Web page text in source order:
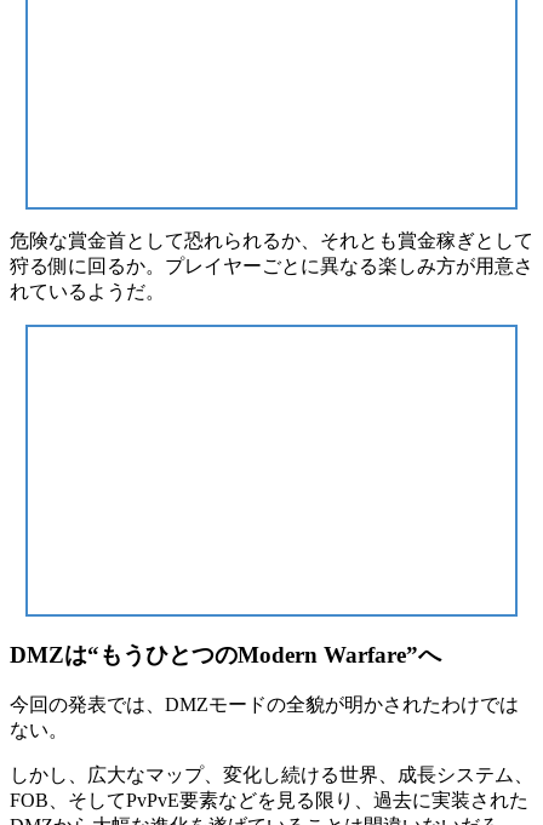
危険な賞金首として恐れられるか、それとも賞金稼ぎとして
狩る側に回るか。 プレイヤーごとに異なる楽しみ方が用意さ
れているようだ。
DMZは“もうひとつのModern Warfare”へ
今回の発表では、DMZモードの全貌が明かされたわけでは
ない。
しかし、広大なマップ、変化し続ける世界、成長システム、
FOB、そしてPvPvE要素などを見る限り、過去に実装された